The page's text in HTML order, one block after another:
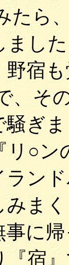
たら
まし
野宿
、そ
騒ぎ
リ○ン
ラン
ま
事に
宿